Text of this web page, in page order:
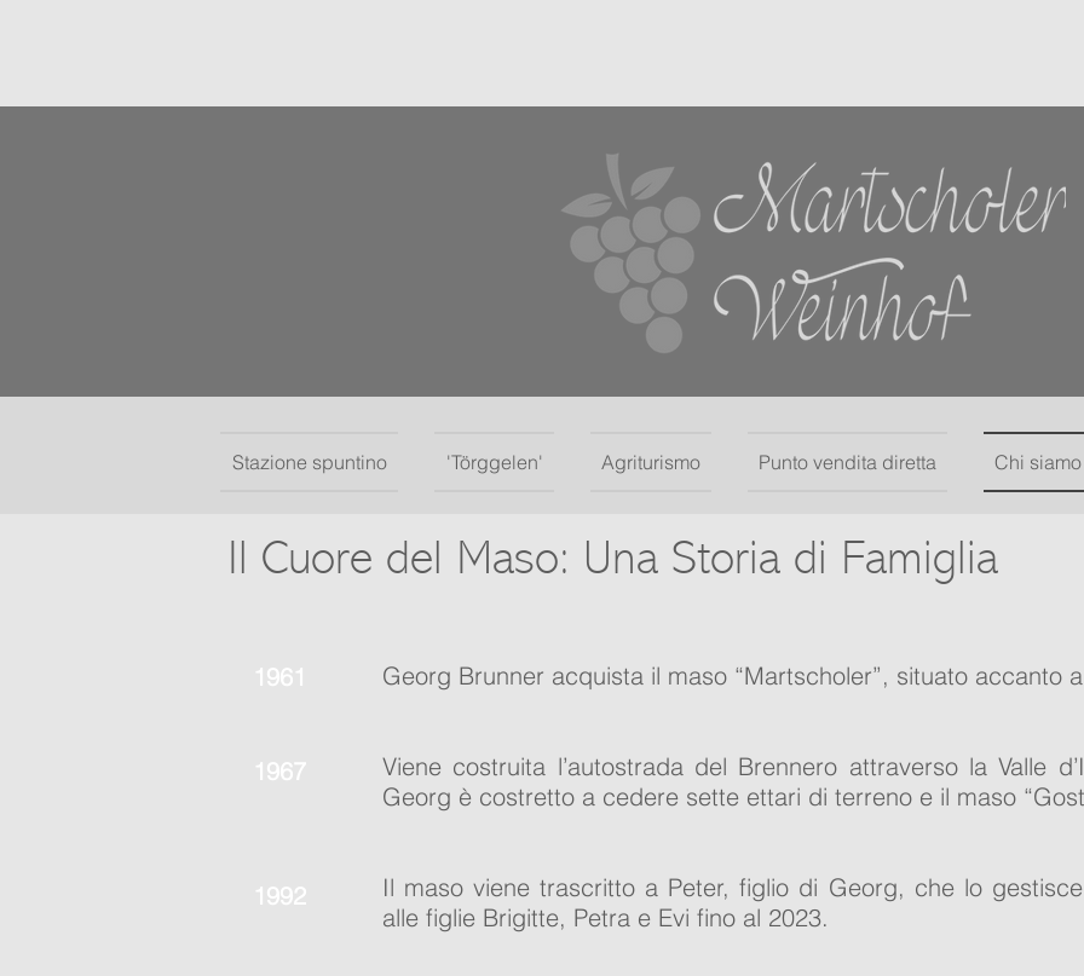
Stazione spuntino 'Törggelen' Agriturismo Punto vendita diretta Chi siamo
Il Cuore del Maso: Una Storia di Famiglia
1961
1967
1992
Georg Brunner acquista il maso “Martscholer”, situato accanto
Viene costruita l’autostrada del Brennero attraverso la Valle
Georg è costretto a cedere sette ettari di terreno e il maso
Il maso viene trascritto a Peter, figlio di Georg, che lo
alle figlie Brigitte, Petra e Evi fino al 2023.